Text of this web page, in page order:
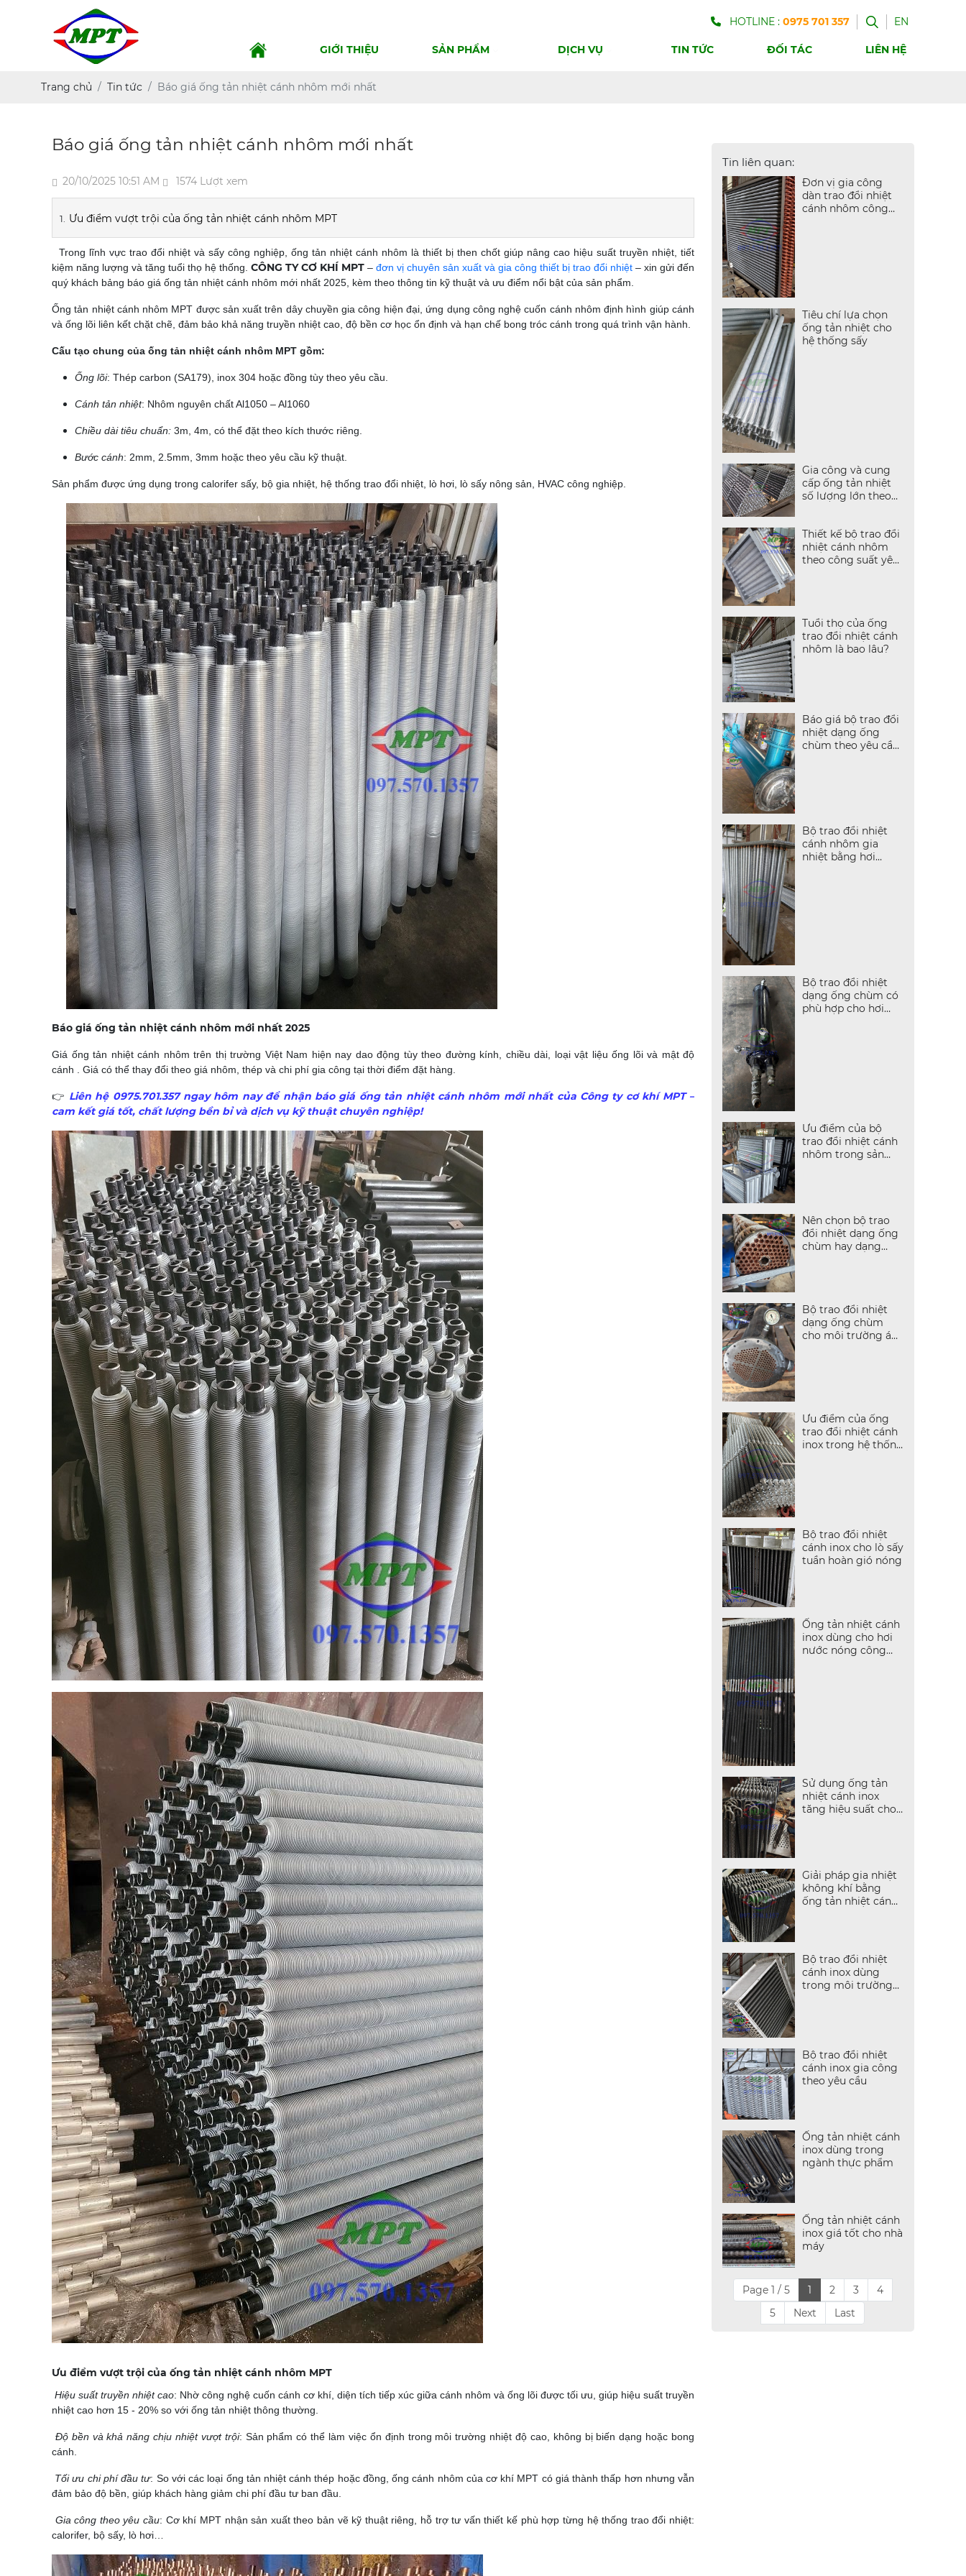
HOTLINE : 0975 701 357 EN
GIỚI THIỆU SẢN PHẨM DỊCH VỤ TIN TỨC ĐỐI TÁC LIÊN HỆ
Trang chủ Tin tức Báo giá ống tản nhiệt cánh nhôm mới nhất
Báo giá ống tản nhiệt cánh nhôm mới nhất
20/10/2025 10:51 AM 1574 Lượt xem
Ưu điểm vượt trội của ống tản nhiệt cánh nhôm MPT
Trong lĩnh vực trao đổi nhiệt và sấy công nghiệp, ống tản nhiệt cánh nhôm là thiết bị then chốt giúp nâng cao hiệu suất truyền nhiệt, tiết
kiệm năng lượng và tăng tuổi thọ hệ thống. CÔNG TY CƠ KHÍ MPT – đơn vị chuyên sản xuất và gia công thiết bị trao đổi nhiệt – xin gửi đến
quý khách bảng báo giá ống tản nhiệt cánh nhôm mới nhất 2025, kèm theo thông tin kỹ thuật và ưu điểm nổi bật của sản phẩm.
Ống tản nhiệt cánh nhôm MPT được sản xuất trên dây chuyền gia công hiện đại, ứng dụng công nghệ cuốn cánh nhôm định hình giúp cánh
và ống lõi liên kết chặt chẽ, đảm bảo khả năng truyền nhiệt cao, độ bền cơ học ổn định và hạn chế bong tróc cánh trong quá trình vận hành.
Cấu tạo chung của ống tản nhiệt cánh nhôm MPT gồm:
Ống lõi: Thép carbon (SA179), inox 304 hoặc đồng tùy theo yêu cầu.
Cánh tản nhiệt: Nhôm nguyên chất Al1050 – Al1060
Chiều dài tiêu chuẩn: 3m, 4m, có thể đặt theo kích thước riêng.
Bước cánh: 2mm, 2.5mm, 3mm hoặc theo yêu cầu kỹ thuật.
Sản phẩm được ứng dụng trong calorifer sấy, bộ gia nhiệt, hệ thống trao đổi nhiệt, lò hơi, lò sấy nông sản, HVAC công nghiệp.
Báo giá ống tản nhiệt cánh nhôm mới nhất 2025
Giá ống tản nhiệt cánh nhôm trên thị trường Việt Nam hiện nay dao động tùy theo đường kính, chiều dài, loại vật liệu ống lõi và mật độ
cánh . Giá có thể thay đổi theo giá nhôm, thép và chi phí gia công tại thời điểm đặt hàng.
👉 Liên hệ 0975.701.357 ngay hôm nay để nhận báo giá ống tản nhiệt cánh nhôm mới nhất của Công ty cơ khí MPT –
cam kết giá tốt, chất lượng bền bỉ và dịch vụ kỹ thuật chuyên nghiệp!
Ưu điểm vượt trội của ống tản nhiệt cánh nhôm MPT
Hiệu suất truyền nhiệt cao: Nhờ công nghệ cuốn cánh cơ khí, diện tích tiếp xúc giữa cánh nhôm và ống lõi được tối ưu, giúp hiệu suất truyền
nhiệt cao hơn 15 - 20% so với ống tản nhiệt thông thường.
Độ bền và khả năng chịu nhiệt vượt trội: Sản phẩm có thể làm việc ổn định trong môi trường nhiệt độ cao, không bị biến dạng hoặc bong
cánh.
Tối ưu chi phí đầu tư: So với các loại ống tản nhiệt cánh thép hoặc đồng, ống cánh nhôm của cơ khí MPT có giá thành thấp hơn nhưng vẫn
đảm bảo độ bền, giúp khách hàng giảm chi phí đầu tư ban đầu.
Gia công theo yêu cầu: Cơ khí MPT nhận sản xuất theo bản vẽ kỹ thuật riêng, hỗ trợ tư vấn thiết kế phù hợp từng hệ thống trao đổi nhiệt:
calorifer, bộ sấy, lò hơi…
Tin liên quan:
Đơn vị gia công
dàn trao đổi nhiệt
cánh nhôm công
Tiêu chí lựa chọn
ống tản nhiệt cho
hệ thống sấy
Gia công và cung
cấp ống tản nhiệt
số lượng lớn theo
Thiết kế bộ trao đổi
nhiệt cánh nhôm
theo công suất yêu
Tuổi thọ của ống
trao đổi nhiệt cánh
nhôm là bao lâu?
Báo giá bộ trao đổi
nhiệt dạng ống
chùm theo yêu cầu
Bộ trao đổi nhiệt
cánh nhôm gia
nhiệt bằng hơi
Bộ trao đổi nhiệt
dạng ống chùm có
phù hợp cho hơi
Ưu điểm của bộ
trao đổi nhiệt cánh
nhôm trong sản
Nên chọn bộ trao
đổi nhiệt dạng ống
chùm hay dạng
Bộ trao đổi nhiệt
dạng ống chùm
cho môi trường áp
Ưu điểm của ống
trao đổi nhiệt cánh
inox trong hệ thống
Bộ trao đổi nhiệt
cánh inox cho lò sấy
tuần hoàn gió nóng
Ống tản nhiệt cánh
inox dùng cho hơi
nước nóng công
Sử dụng ống tản
nhiệt cánh inox
tăng hiệu suất cho
Giải pháp gia nhiệt
không khí bằng
ống tản nhiệt cánh
Bộ trao đổi nhiệt
cánh inox dùng
trong môi trường
Bộ trao đổi nhiệt
cánh inox gia công
theo yêu cầu
Ống tản nhiệt cánh
inox dùng trong
ngành thực phẩm
Ống tản nhiệt cánh
inox giá tốt cho nhà
máy
Page 1 / 5 1 2 3
4
5
Next Last